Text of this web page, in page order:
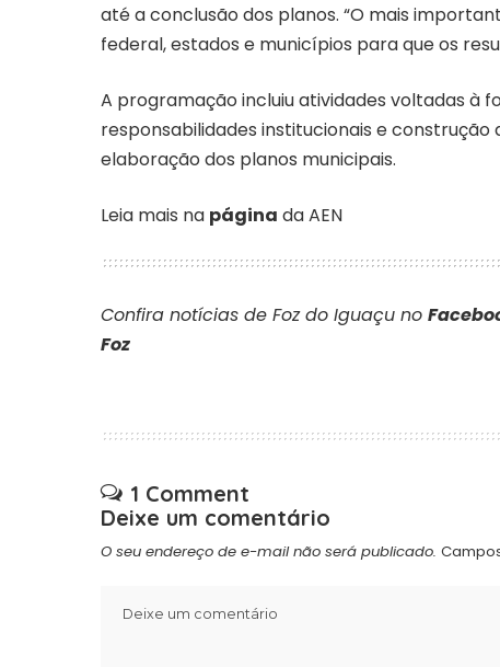
até a conclusão dos planos. “O mais
federal, estados e municípios para que os
A programação incluiu atividades voltadas à
responsabilidades institucionais e
elaboração dos planos municipais.
Leia mais na página da AEN
Confira notícias de Foz do Iguaçu no
Foz
1 Comment
Deixe um comentário
O seu endereço de e-mail não será publicado.